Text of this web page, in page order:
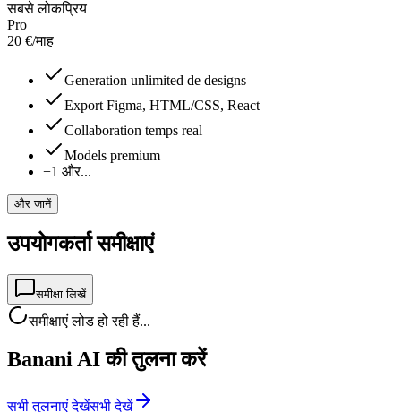
सबसे लोकप्रिय
Pro
20 €/माह
Generation unlimited de designs
Export Figma, HTML/CSS, React
Collaboration temps real
Models premium
+1 और...
और जानें
उपयोगकर्ता समीक्षाएं
समीक्षा लिखें
समीक्षाएं लोड हो रही हैं...
Banani AI की तुलना करें
सभी तुलनाएं देखेंसभी देखें